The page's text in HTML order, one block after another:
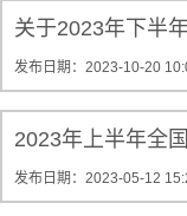
关于2023年下半
发布日期：2023-10-20
2023年上半年全
发布日期：2023-05-12